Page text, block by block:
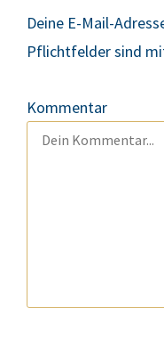
Deine E-Mail-
Pflichtfelder sind
Kommentar